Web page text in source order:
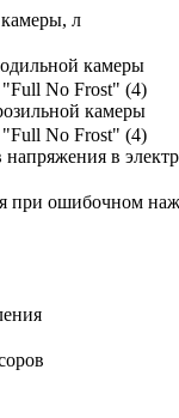
л
камеры
"Full No Frost" (4)
камеры
"Full No Frost" (4)
в
при ошибочном